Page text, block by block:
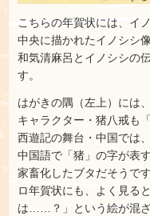
こちらの年賀状には、イ
中央に描かれたイノシシ
和気清麻呂とイノシシの
す。
はがきの隅（左上）には
キャラクター・猪八戒も
西遊記の舞台・中国では
中国語で「猪」の字が表
家畜化したブタだそうで
ロ年賀状にも、よく見る
は……？」という絵が混